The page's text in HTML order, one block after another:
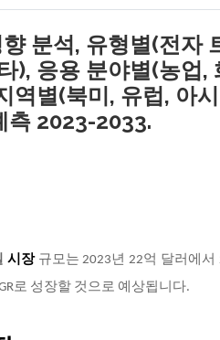
분석, 유형별(전자
), 응용 분야별(농업,
역별(북미, 유럽, 아
측 2023-2033.
시장 규모는 2023년 22억 달러에서
로 성장할 것으로 예상됩니다.